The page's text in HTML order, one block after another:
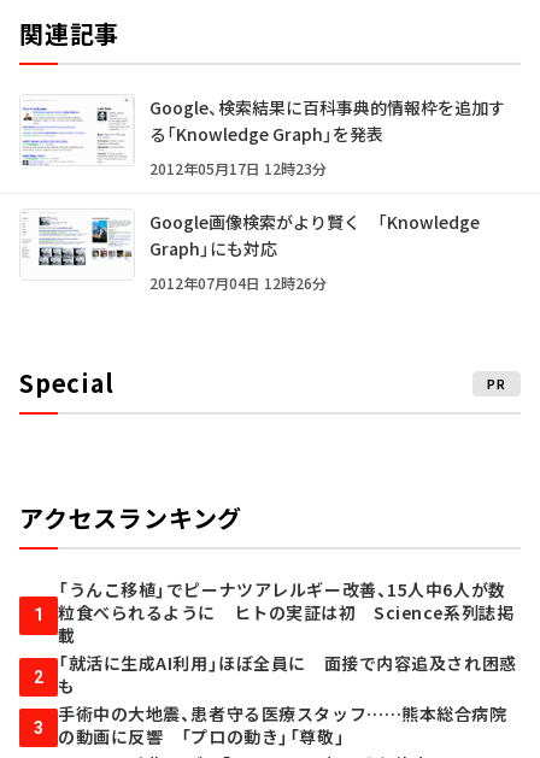
関連記事
Google、検索結果に百科事典的情報枠を追加す
る「Knowledge Graph」を発表
2012年05月17日 12時23分
Google画像検索がより賢く 「Knowledge
Graph」にも対応
2012年07月04日 12時26分
Special PR
アクセスランキング
1
「うんこ移植」でピーナツアレルギー改善、15人中6人が数
粒食べられるように ヒトの実証は初 Science系列誌掲
載
2
「就活に生成AI利用」ほぼ全員に 面接で内容追及され困惑
も
3
手術中の大地震、患者守る医療スタッフ……熊本総合病院
の動画に反響 「プロの動き」「尊敬」